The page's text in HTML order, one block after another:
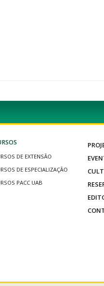
DE EXTENSÃO
DE ESPECIALIZAÇÃO
PACC UAB